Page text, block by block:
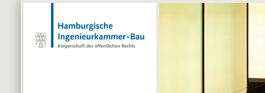
Direkt zum Inhalt